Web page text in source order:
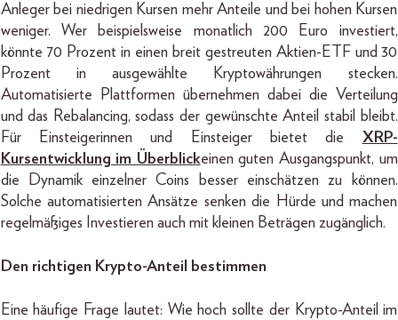
Anleger bei niedrigen Kursen mehr Anteile und bei hohen Kursen
weniger. Wer beispielsweise monatlich 200 Euro investiert,
könnte 70 Prozent in einen breit gestreuten Aktien-ETF und 30
Prozent in ausgewählte Kryptowährungen stecken.
Automatisierte Plattformen übernehmen dabei die Verteilung
und das Rebalancing, sodass der gewünschte Anteil stabil bleibt.
Für Einsteigerinnen und Einsteiger bietet die XRP-
Kursentwicklung im Überblickeinen guten Ausgangspunkt, um
die Dynamik einzelner Coins besser einschätzen zu können.
Solche automatisierten Ansätze senken die Hürde und machen
regelmäßiges Investieren auch mit kleinen Beträgen zugänglich.
Den richtigen Krypto-Anteil bestimmen
Eine häufige Frage lautet: Wie hoch sollte der Krypto-Anteil im